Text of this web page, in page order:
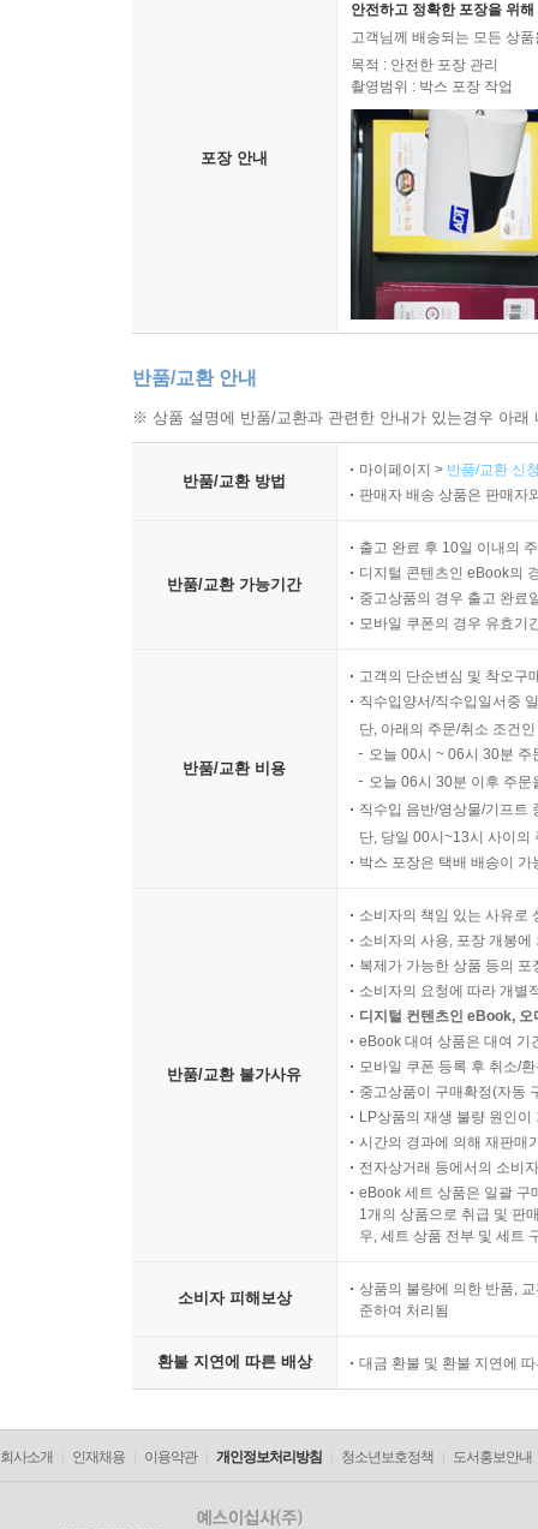
포장 안내
안전하고 정확한 포장을 위
고객님께 배송되는 모든 상
목적 : 안전한 포장 관리
촬영범위 : 박스 포장 작업
반품/교환 안내
※ 상품 설명에 반품/교환과 관련한 안내가 있는경우 아
반품/교환 방법
마이페이지 > 반품/교환 신
판매자 배송 상품은 판매자
반품/교환 가능기간
출고 완료 후 10일 이내의
디지털 콘텐츠인 eBook의
중고상품의 경우 출고 완료
모바일 쿠폰의 경우 유효기
반품/교환 비용
고객의 단순변심 및 착오구
직수입양서/직수입일서중
단, 아래의 주문/취소 조건
오늘 00시 ~ 06시 30분
오늘 06시 30분 이후 주
직수입 음반/영상물/기프트
단, 당일 00시~13시 사이의
박스 포장은 택배 배송이
반품/교환 불가사유
소비자의 책임 있는 사유로
소비자의 사용, 포장 개봉
복제가 가능한 상품 등의
소비자의 요청에 따라 개별
디지털 컨텐츠인 eBook,
eBook 대여 상품은 대여 기
모바일 쿠폰 등록 후 취소/
중고상품이 구매확정(자동
LP상품의 재생 불량 원인
시간의 경과에 의해 재판매
전자상거래 등에서의 소비
eBook 세트 상품은 일괄 구
1개의 상품으로 취급 및 판
우, 세트 상품 전부 및 세트
소비자 피해보상
상품의 불량에 의한 반품,
준하여 처리됨
환불 지연에 따른 배상 대금 환불 및 환불 지연에
회사소개 인재채용 이용약관 개인정보처리방침 청소년보호정책 도서홍보안내